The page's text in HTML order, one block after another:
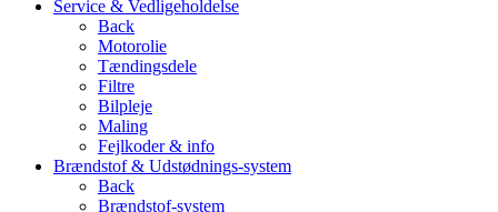
Service & Vedligeholdelse
Back
Motorolie
Tændingsdele
Filtre
Bilpleje
Maling
Fejlkoder & info
Brændstof & Udstødnings-system
Back
Brændstof-system